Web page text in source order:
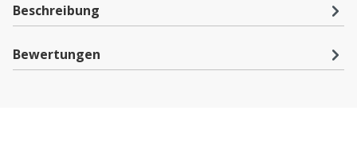
Beschreibung
Bewertungen